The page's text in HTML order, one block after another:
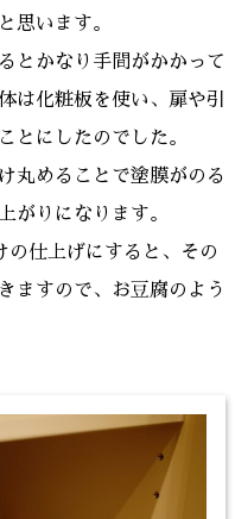
思います。
とかなり手間がかかって
は化粧板を使い、扉や引
とにしたのでした。
丸めることで塗膜がのる
がりになります。
の仕上げにすると、その
ますので、お豆腐のよう